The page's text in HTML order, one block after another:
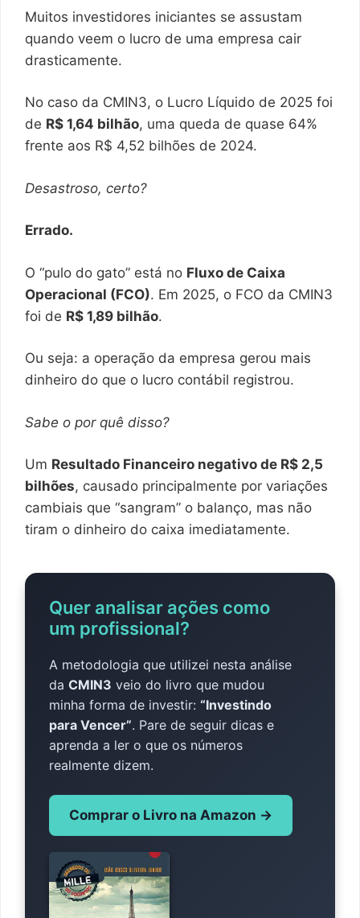
Muitos investidores iniciantes se assustam
quando veem o lucro de uma empresa cair
drasticamente.
No caso da CMIN3, o Lucro Líquido de 2025 foi
de R$ 1,64 bilhão, uma queda de quase 64%
frente aos R$ 4,52 bilhões de 2024.
Desastroso, certo?
Errado.
O “pulo do gato” está no Fluxo de Caixa
Operacional (FCO). Em 2025, o FCO da CMIN3
foi de R$ 1,89 bilhão.
Ou seja: a operação da empresa gerou mais
dinheiro do que o lucro contábil registrou.
Sabe o por quê disso?
Um Resultado Financeiro negativo de R$ 2,5
bilhões, causado principalmente por variações
cambiais que “sangram” o balanço, mas não
tiram o dinheiro do caixa imediatamente.
Quer analisar ações como
um profissional?
A metodologia que utilizei nesta análise
da CMIN3 veio do livro que mudou
minha forma de investir: “Investindo
para Vencer”. Pare de seguir dicas e
aprenda a ler o que os números
realmente dizem.
Comprar o Livro na Amazon →